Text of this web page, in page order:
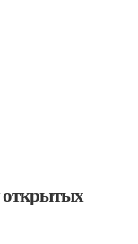
открытых